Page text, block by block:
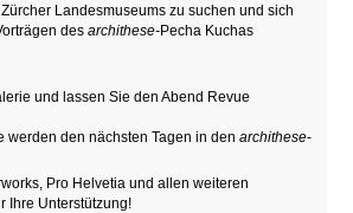
Landesmuseums zu suchen und sich
desarchithese-Pecha Kuchas
und lassen Sie den Abend Revue
werden den nächsten Tagen in denarchithese-
Pro Helvetia und allen weiteren
Ihre Unterstützung!